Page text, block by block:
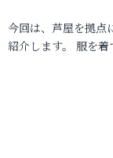
今回は、芦屋を拠点
紹介します。 服を